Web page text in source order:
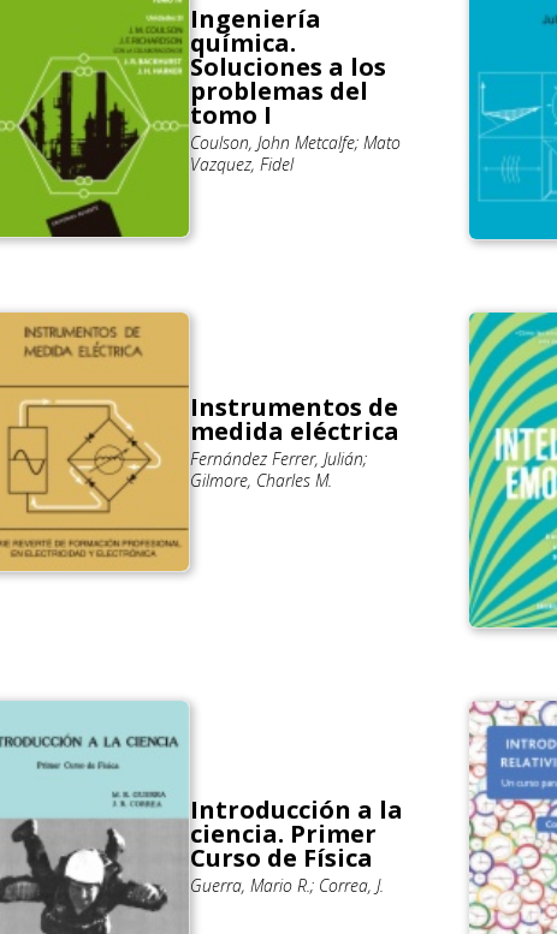
Ingeniería
química.
Soluciones a los
problemas del
tomo I
Coulson, John Metcalfe; Mato
Vazquez, Fidel
Instrumentos de
medida eléctrica
Fernández Ferrer, Julián;
Gilmore, Charles M.
Introducción a la
ciencia. Primer
Curso de Física
Guerra, Mario R.; Correa, J.